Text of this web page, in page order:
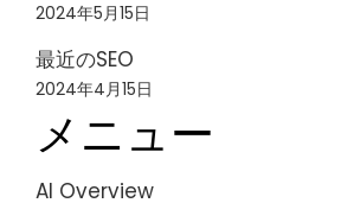
2024年5月15日
最近のSEO
2024年4月15日
メニュー
AI Overview